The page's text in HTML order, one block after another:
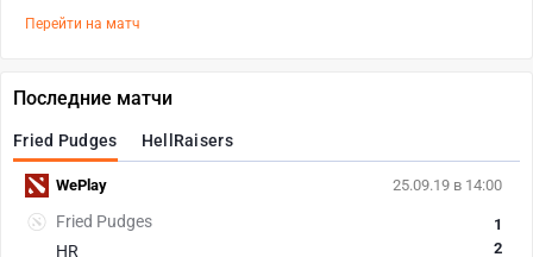
Перейти на матч
Последние матчи
Fried Pudges HellRaisers
25.09.19 в 14:00
Fried Pudges
HR
1
2
WePlay